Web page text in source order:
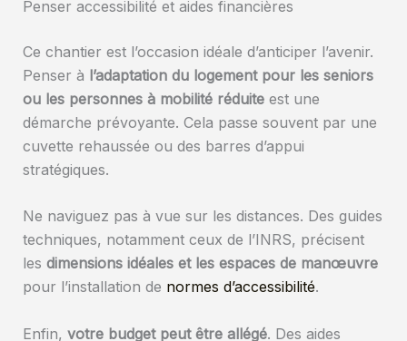
Penser accessibilité et aides financières
Ce chantier est l’occasion idéale d’anticiper l’avenir.
Penser à l’adaptation du logement pour les seniors
ou les personnes à mobilité réduiteest une
démarche prévoyante. Cela passe souvent par une
cuvette rehaussée ou des barres d’appui
stratégiques.
Ne naviguez pas à vue sur les distances. Des guides
techniques, notamment ceux de l’INRS, précisent
les dimensions idéales et les espaces de manœuvre
pour l’installation de normes d’accessibilité.
Enfin, votre budget peut être allégé. Des aides